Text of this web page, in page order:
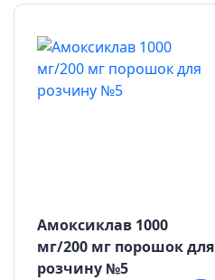
Амоксиклав 1000
мг/200 мг порошок для
розчину №5